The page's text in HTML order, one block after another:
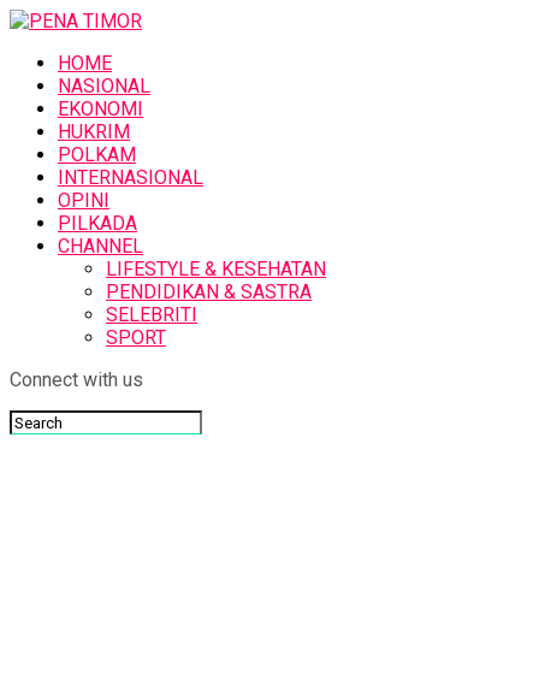
HOME
NASIONAL
EKONOMI
HUKRIM
POLKAM
INTERNASIONAL
OPINI
PILKADA
CHANNEL
LIFESTYLE & KESEHATAN
PENDIDIKAN & SASTRA
SELEBRITI
SPORT
Connect with us